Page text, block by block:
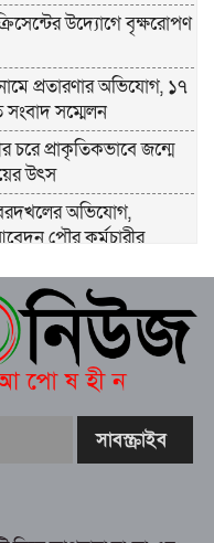
উদ্যোগে বৃক্ষরোপণ
প্রতারণার অভিযোগ, ১৭
সংবাদ সম্মেলন
চরে প্রাকৃতিকভাবে জন্মে
উৎস
অভিযোগ,
পৌর কর্মচারীর
পানির উন্নয়নে কাজ
সহযোগিতা চান
কাউসার
দিবস-২০২৬
সভা অনুষ্ঠিত
সন্ধিক্ষণে মানিক,